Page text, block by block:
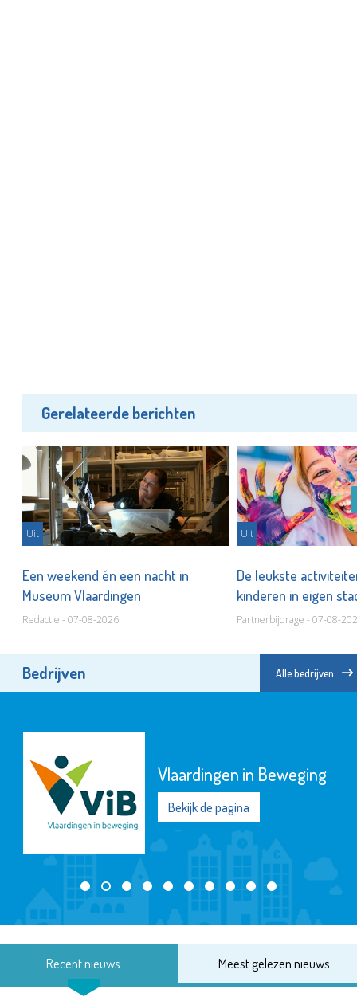
Gerelateerde berichten
Uit
Een weekend én een nacht in
Museum Vlaardingen
Redactie - 07-08-2026
Uit
De leukste
kinderen in eigen
Partnerbijdrage - 07-08-
Bedrijven Alle bedrijven
Vlaardingen in Beweging
Bekijk de pagina
Recent nieuws Meest gelezen nieuws